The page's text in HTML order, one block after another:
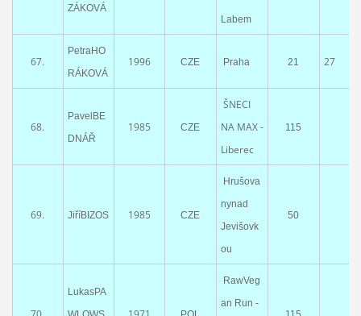
ZÁKOVÁ
Labem
67.
PetraHO
RÁKOVÁ
1996 CZE Praha 21 27
68.
PavelBE
DNÁŘ
1985 CZE
ŠNECI
NA MAX -
Liberec
115
69. JiříBIZOS 1985 CZE
Hrušova
nynad
Jevišovk
ou
50
LukasPA
RawVeg
an Run -